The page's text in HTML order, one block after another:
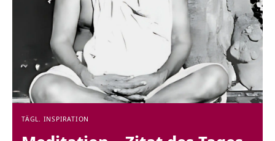
TÄGL. INSPIRATION